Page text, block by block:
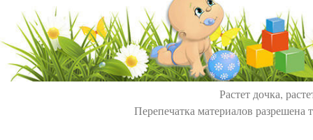
Растет дочка,
Перепечатка материалов разрешена